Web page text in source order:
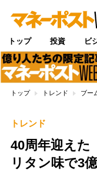
トップ 投資 ビ
トップ トレンド ブー
トレンド
40周年迎え
リタン味で3